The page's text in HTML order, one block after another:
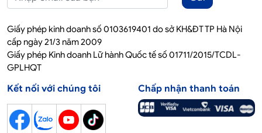
Giấy phép kinh doanh số 0103619401 do sở KH&ĐT TP Hà Nội
cấp ngày 21/3 năm 2009
Giấy phép Kinh doanh Lữ hành Quốc tế số 01711/2015/TCDL-
GPLHQT
Kết nối với chúng tôi Chấp nhận thanh toán